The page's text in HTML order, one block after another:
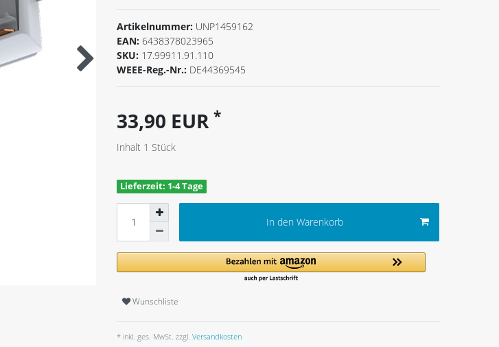
Artikelnummer: UNP1459162
EAN: 6438378023965
SKU: 17.99911.91.110
WEEE-Reg.-Nr.: DE44369545
33,90 EUR *
Inhalt 1 Stück
Lieferzeit: 1-4 Tage
In den Warenkorb
Wunschliste
* inkl. ges. MwSt. zzgl. Versandkosten